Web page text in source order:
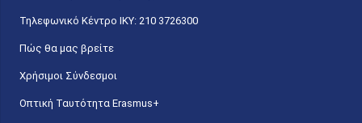
Τηλεφωνικό Κέντρο IKY: 210 3726300
Πώς θα μας βρείτε
Χρήσιμοι Σύνδεσμοι
Οπτική Ταυτότητα Erasmus+